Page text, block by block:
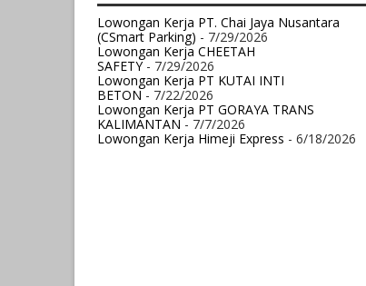
Lowongan Kerja PT. Chai Jaya Nusantara
(CSmart Parking) - 7/29/2026
Lowongan Kerja CHEETAH
SAFETY- 7/29/2026
Lowongan Kerja PT KUTAI INTI
BETON- 7/22/2026
Lowongan Kerja PT GORAYA TRANS
KALIMANTAN- 7/7/2026
Lowongan Kerja Himeji Express - 6/18/2026